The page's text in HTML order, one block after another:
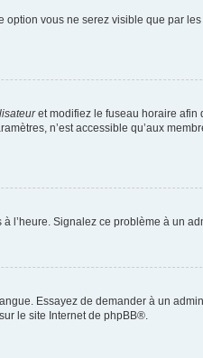
option vous ne serez visible que par
et modifiez le fuseau horaire afin
n’est accessible qu’aux
l’heure. Signalez ce problème à un
Essayez de demander à un
le site Internet de phpBB®.